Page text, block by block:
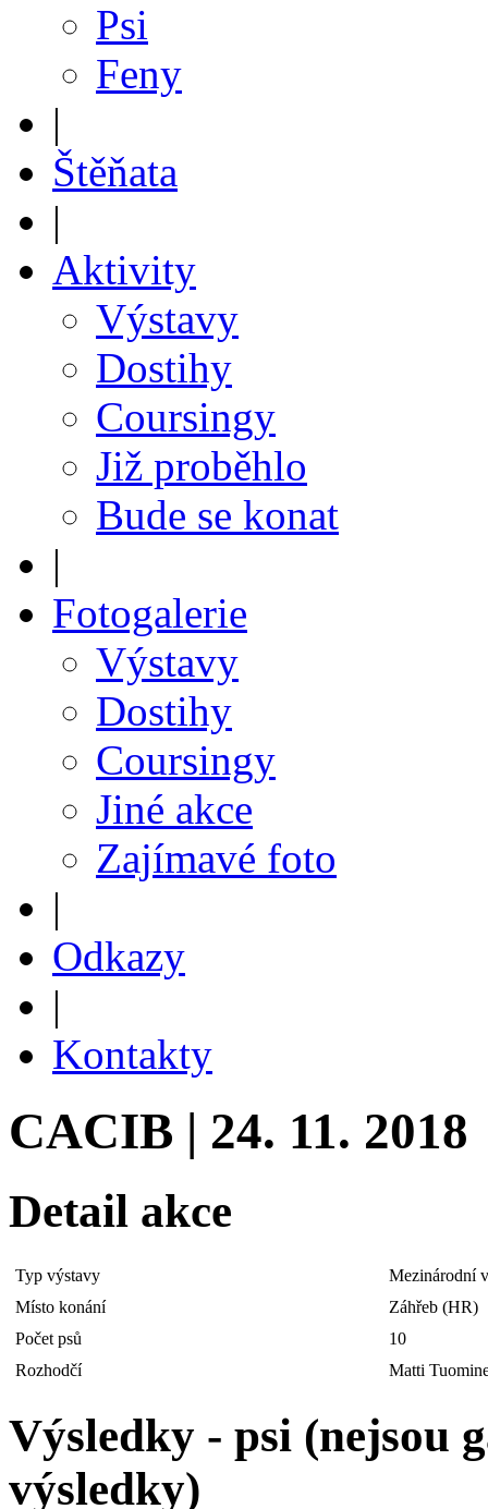
Psi
Feny
|
Štěňata
|
Aktivity
Výstavy
Dostihy
Coursingy
Již proběhlo
Bude se konat
|
Fotogalerie
Výstavy
Dostihy
Coursingy
Jiné akce
Zajímavé foto
|
Odkazy
|
Kontakty
CACIB | 24. 11. 2018
Detail akce
Typ výstavy
Mezinárodní
Místo konání
Záhřeb (HR)
Počet psů
10
Rozhodčí
Matti
Výsledky - psi (nejsou
výsledky)